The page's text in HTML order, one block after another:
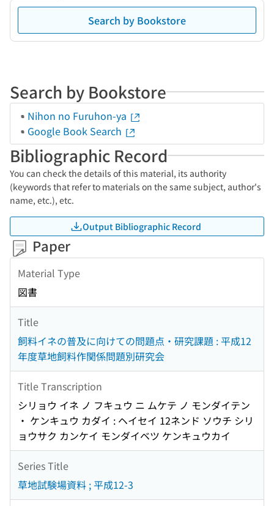
Search by Bookstore
Search by Bookstore
Nihon no Furuhon-ya
Google Book Search
Bibliographic Record
You can check the details of this material, its authority
(keywords that refer to materials on the same subject, author's
name, etc.), etc.
Output Bibliographic Record
Paper
Material Type
図書
Title
飼料イネの普及に向けての問題点・研究課題 : 平成12
年度草地飼料作関係問題別研究会
Title Transcription
シリョウ イネ ノ フキュウ ニ ムケテ ノ モンダイテン
・ ケンキュウ カダイ : ヘイセイ 12ネンド ソウチ シリ
ョウサク カンケイ モンダイベツ ケンキュウカイ
Series Title
草地試験場資料 ; 平成12-3